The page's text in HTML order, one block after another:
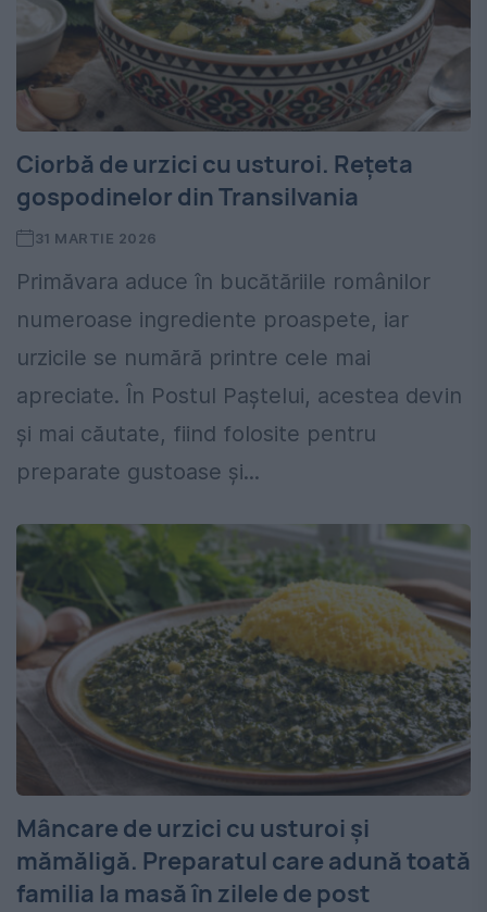
Ciorbă de urzici cu usturoi. Rețeta
gospodinelor din Transilvania
31 MARTIE 2026
Primăvara aduce în bucătăriile românilor
numeroase ingrediente proaspete, iar
urzicile se numără printre cele mai
apreciate. În Postul Paștelui, acestea devin
și mai căutate, fiind folosite pentru
preparate gustoase și...
Mâncare de urzici cu usturoi și
mămăligă. Preparatul care adună toată
familia la masă în zilele de post